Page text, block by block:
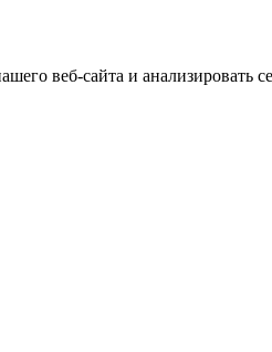
веб-сайта и анализировать